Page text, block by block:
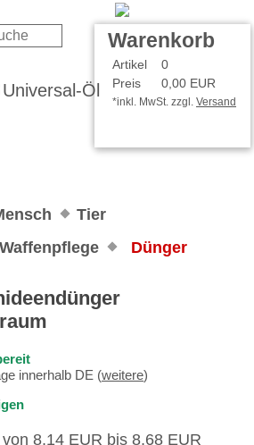
Warenkorb
Artikel
0
Preis
0,00 EUR
*inkl. MwSt. zzgl. Versand
Tier
Waffenpflege Dünger
innerhalb DE (weitere)
von 8,14 EUR bis 8,68 EUR